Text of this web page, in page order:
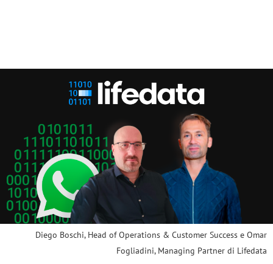
Diego Boschi, Head of Operations & Customer Success e Omar
Fogliadini, Managing Partner di Lifedata